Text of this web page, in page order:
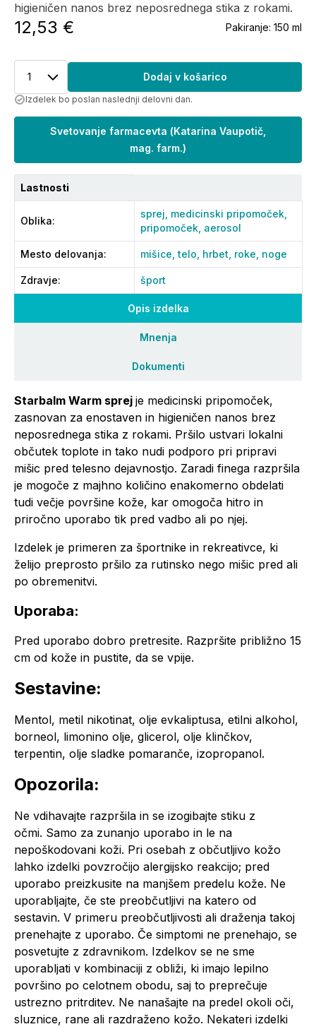
Opis izdelka
Mnenja
Dokumenti
Starbalm Warm sprej je medicinski pripomoček,
zasnovan za enostaven in higieničen nanos brez
neposrednega stika z rokami. Pršilo ustvari lokalni
občutek toplote in tako nudi podporo pri pripravi
mišic pred telesno dejavnostjo. Zaradi finega razpršila
je mogoče z majhno količino enakomerno obdelati
tudi večje površine kože, kar omogoča hitro in
priročno uporabo tik pred vadbo ali po njej.
Izdelek je primeren za športnike in rekreativce, ki
želijo preprosto pršilo za rutinsko nego mišic pred ali
po obremenitvi.
Uporaba:
Pred uporabo dobro pretresite. Razpršite približno 15
cm od kože in pustite, da se vpije.
Sestavine:
Mentol, metil nikotinat, olje evkaliptusa, etilni alkohol,
borneol, limonino olje, glicerol, olje klinčkov,
terpentin, olje sladke pomaranče, izopropanol.
Opozorila:
Ne vdihavajte razpršila in se izogibajte stiku z
očmi. Samo za zunanjo uporabo in le na
nepoškodovani koži. Pri osebah z občutljivo kožo
lahko izdelki povzročijo alergijsko reakcijo; pred
uporabo preizkusite na manjšem predelu kože. Ne
uporabljajte, če ste preobčutljivi na katero od
sestavin. V primeru preobčutljivosti ali draženja takoj
prenehajte z uporabo. Če simptomi ne prenehajo, se
posvetujte z zdravnikom. Izdelkov se ne sme
uporabljati v kombinaciji z obliži, ki imajo lepilno
površino po celotnem obodu, saj to preprečuje
ustrezno pritrditev. Ne nanašajte na predel okoli oči,
sluznice, rane ali razdraženo kožo. Nekateri izdelki
higieničen nanos brez neposrednega stika z rokami.
12,53 € Pakiranje: 150 ml
1 Dodaj v košarico
Izdelek bo poslan naslednji delovni dan.
Svetovanje farmacevta (Katarina Vaupotič,
mag. farm.)
Lastnosti
Oblika:
sprej, medicinski pripomoček,
pripomoček, aerosol
Mesto delovanja: mišice,telo, hrbet, roke, noge
Zdravje: šport